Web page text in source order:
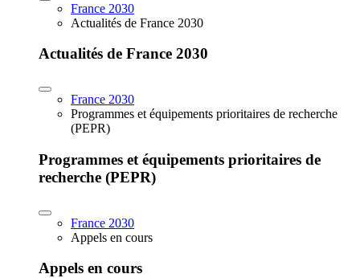
France 2030
Actualités de France 2030
Actualités de France 2030
France 2030
Programmes et équipements prioritaires de recherche
(PEPR)
Programmes et équipements prioritaires de
recherche (PEPR)
France 2030
Appels en cours
Appels en cours